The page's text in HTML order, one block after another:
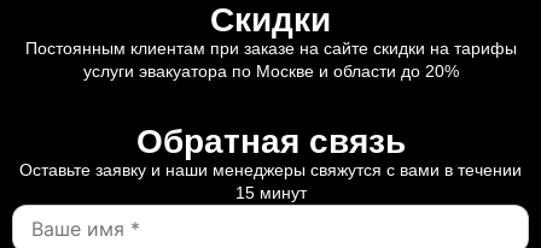
Скидки
Постоянным клиентам при заказе на сайте скидки на тарифы
услуги эвакуатора по Москве и области до 20%
Обратная связь
Оставьте заявку и наши менеджеры свяжутся с вами в течении
15 минут